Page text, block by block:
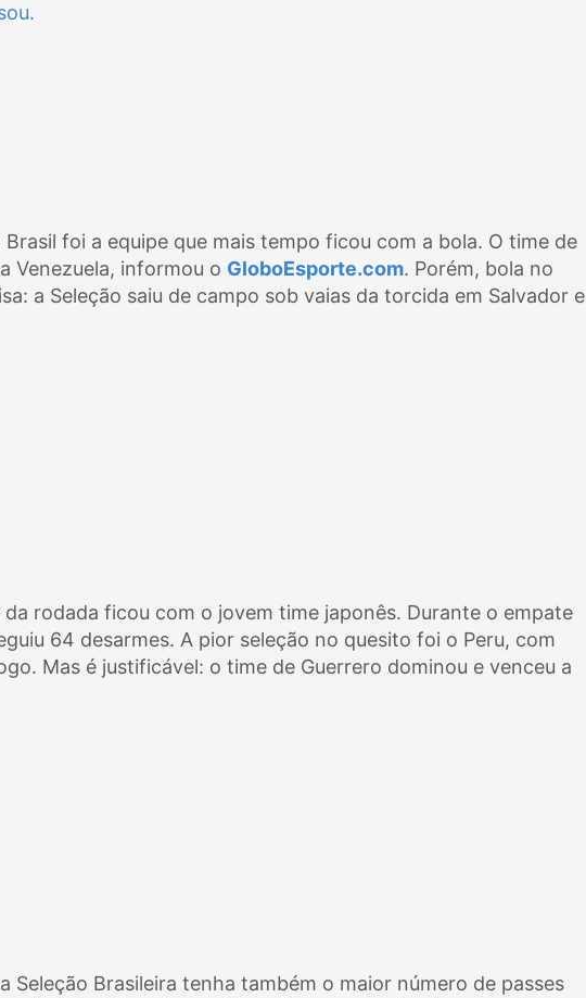
foi a equipe que mais tempo ficou com a bola. O time de
Venezuela, informou o GloboEsporte.com. Porém, bola no
a Seleção saiu de campo sob vaias da torcida em Salvador e
rodada ficou com o jovem time japonês. Durante o empate
64 desarmes. A pior seleção no quesito foi o Peru, com
Mas é justificável: o time de Guerrero dominou e venceu a
Seleção Brasileira tenha também o maior número de passes